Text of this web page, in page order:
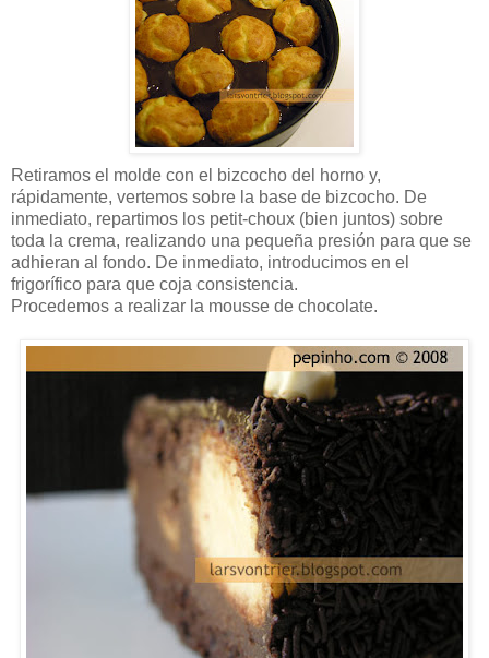
Retiramos el molde con el bizcocho del horno y,
rápidamente, vertemos sobre la base de bizcocho. De
inmediato, repartimos los petit-choux (bien juntos) sobre
toda la crema, realizando una pequeña presión para que se
adhieran al fondo. De inmediato, introducimos en el
frigorífico para que coja consistencia.
Procedemos a realizar la mousse de chocolate.